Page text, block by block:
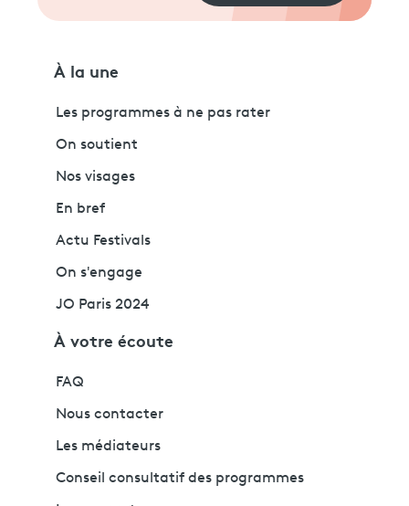
À la une
Les programmes à ne pas rater
On soutient
Nos visages
En bref
Actu Festivals
On s'engage
JO Paris 2024
À votre écoute
FAQ
Nous contacter
Les médiateurs
Conseil consultatif des programmes